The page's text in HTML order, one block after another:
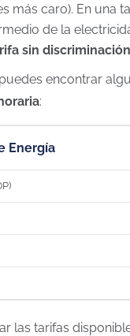
más caro). En una
de la
sin
encontrar
:
Energía
las tarifas